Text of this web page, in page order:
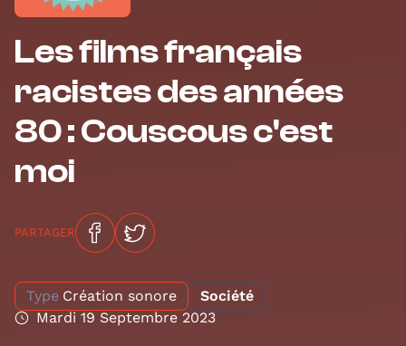
Les films français
racistes des années
80 : Couscous c'est
moi
PARTAGER
Type Création sonore
Société
Mardi 19 Septembre 2023